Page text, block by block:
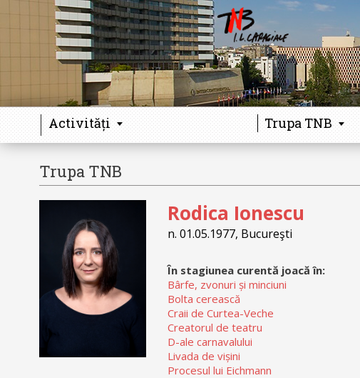
Activități Trupa TNB
Trupa TNB
Rodica Ionescu
n. 01.05.1977, Bucureşti
În stagiunea curentă joacă în:
Bârfe, zvonuri și minciuni
Bolta cerească
Craii de Curtea-Veche
Creatorul de teatru
D-ale carnavalului
Livada de vișini
Procesul lui Eichmann